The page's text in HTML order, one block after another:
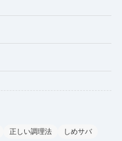
正しい調理法
しめサバ